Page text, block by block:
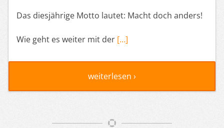
Das diesjährige Motto lautet: Macht doch anders!
Wie geht es weiter mit der […]
weiterlesen ›